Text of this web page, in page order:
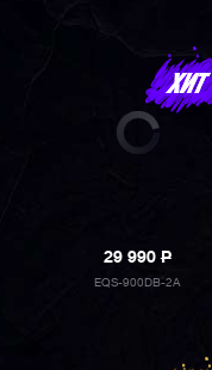
29 990P
EQS-900DB-2A